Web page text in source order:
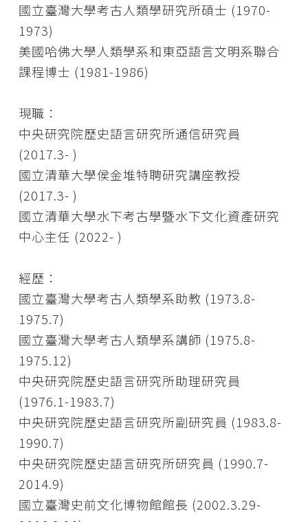
國立臺灣大學考古人類學研究所碩士 (1970-
1973)
美國哈佛大學人類學系和東亞語言文明系聯合
課程博士 (1981-1986)
現職：
中央研究院歷史語言研究所通信研究員
(2017.3- )
國立清華大學侯金堆特聘研究講座教授
(2017.3- )
國立清華大學水下考古學暨水下文化資產研究
中心主任 (2022- )
經歷：
國立臺灣大學考古人類學系助教 (1973.8-
1975.7)
國立臺灣大學考古人類學系講師 (1975.8-
1975.12)
中央研究院歷史語言研究所助理研究員
(1976.1-1983.7)
中央研究院歷史語言研究所副研究員 (1983.8-
1990.7)
中央研究院歷史語言研究所研究員 (1990.7-
2014.9)
國立臺灣史前文化博物館館長 (2002.3.29-